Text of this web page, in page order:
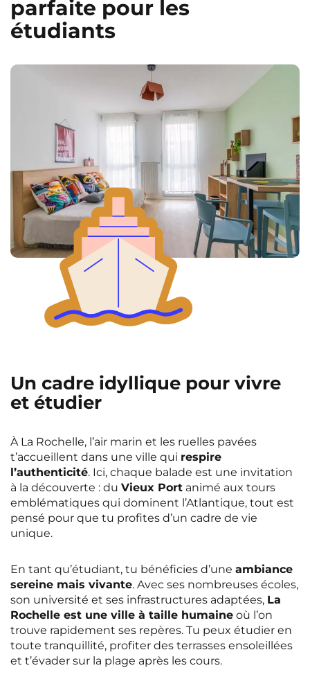
parfaite pour les
étudiants
Un cadre idyllique pour vivre
et étudier
À La Rochelle, l’air marin et les ruelles pavées
t’accueillent dans une ville qui respire
l’authenticité. Ici, chaque balade est une invitation
à la découverte : du Vieux Port animé aux tours
emblématiques qui dominent l’Atlantique, tout est
pensé pour que tu profites d’un cadre de vie
unique.
En tant qu’étudiant, tu bénéficies d’une ambiance
sereine mais vivante. Avec ses nombreuses écoles,
son université et ses infrastructures adaptées, La
Rochelle est une ville à taille humaine où l’on
trouve rapidement ses repères. Tu peux étudier en
toute tranquillité, profiter des terrasses ensoleillées
et t’évader sur la plage après les cours.